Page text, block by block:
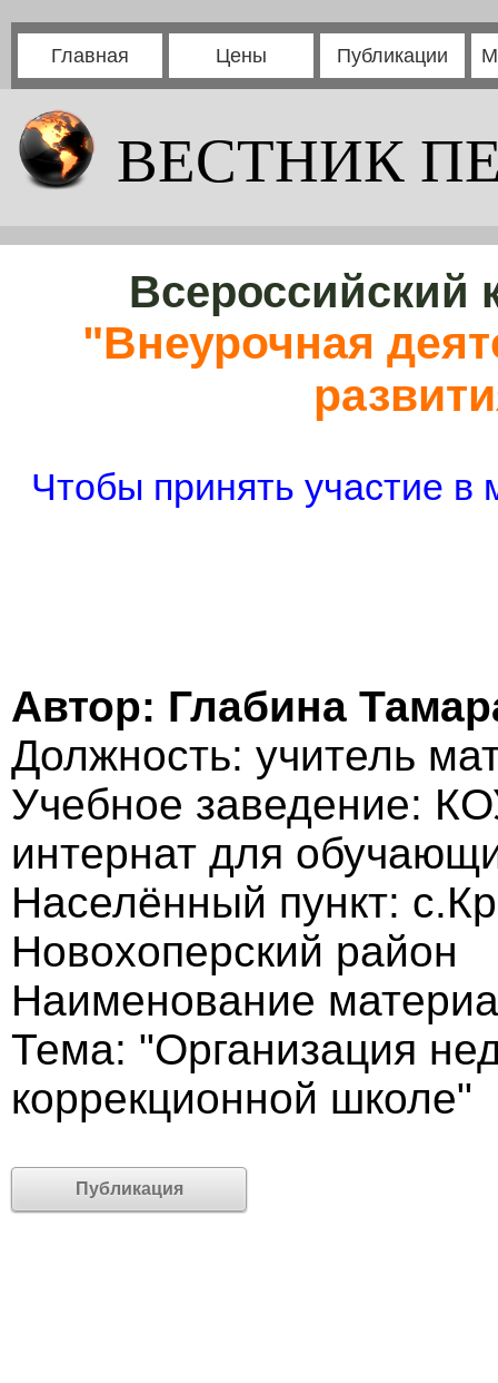
Главная Цены Публикации
ВЕСТНИК
Всероссийский
"Внеурочная
Чтобы принять участие
Автор: Глабина
Должность: учитель
Учебное заведение:
интернат для
Населённый пункт:
Новохоперский район
Наименование
Тема: "Организация
коррекционной школе"
Публикация